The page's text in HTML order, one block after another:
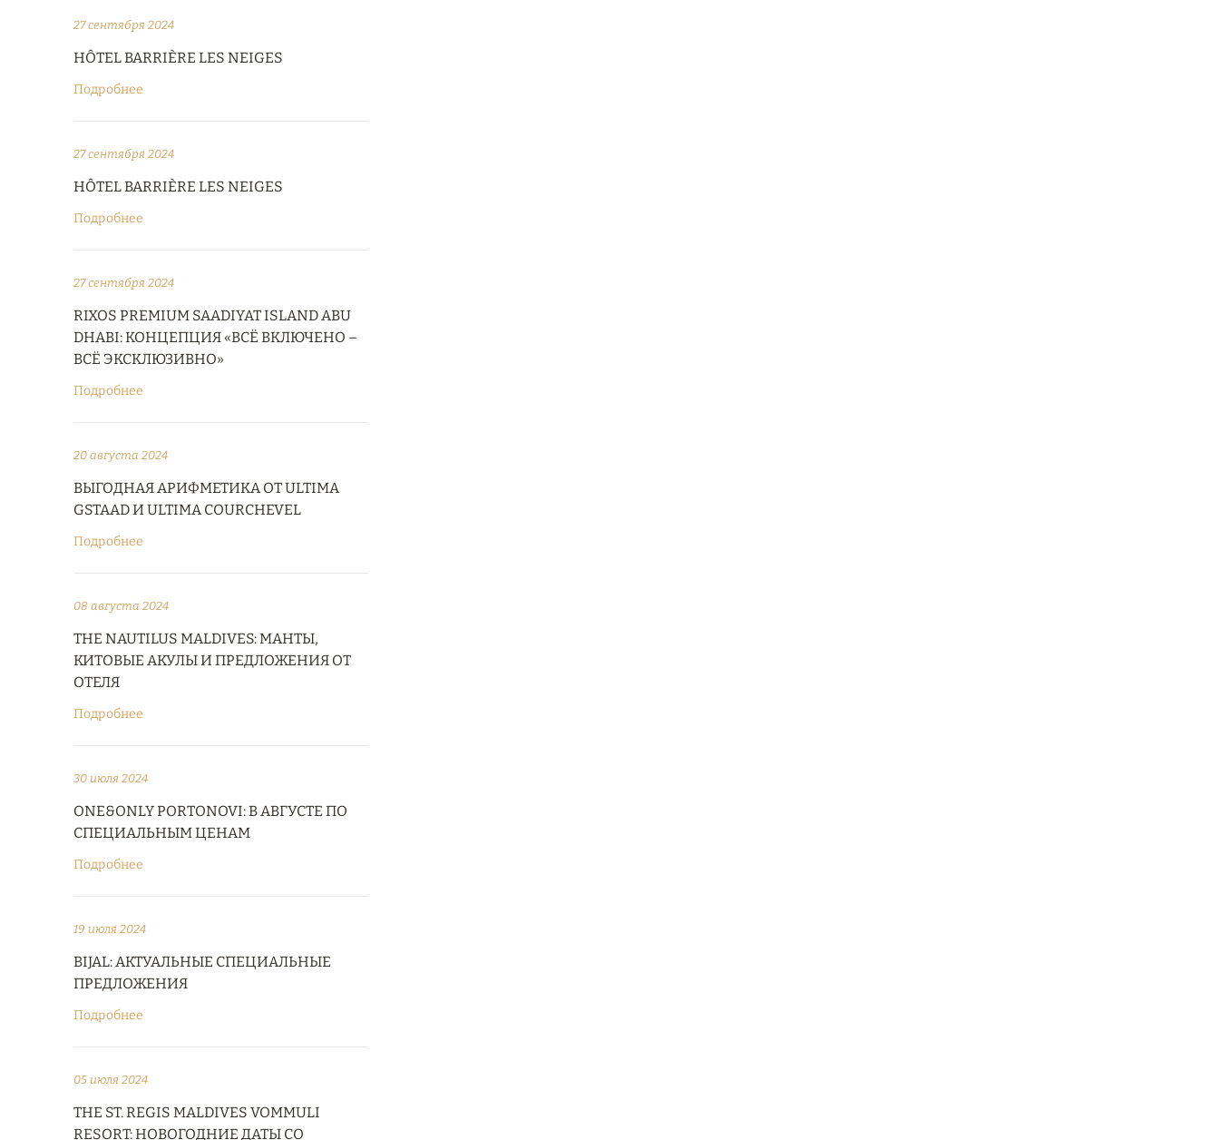
27 сентября 2024
HÔTEL BARRIÈRE LES NEIGES
Подробнее
27 сентября 2024
HÔTEL BARRIÈRE LES NEIGES
Подробнее
27 сентября 2024
RIXOS PREMIUM SAADIYAT ISLAND ABU
DHABI: КОНЦЕПЦИЯ «ВСЁ ВКЛЮЧЕНО –
ВСЁ ЭКСКЛЮЗИВНО»
Подробнее
20 августа 2024
ВЫГОДНАЯ АРИФМЕТИКА ОТ ULTIMA
GSTAAD И ULTIMA COURCHEVEL
Подробнее
08 августа 2024
THE NAUTILUS MALDIVES: МАНТЫ,
КИТОВЫЕ АКУЛЫ И ПРЕДЛОЖЕНИЯ ОТ
ОТЕЛЯ
Подробнее
30 июля 2024
ONE&ONLY PORTONOVI: В АВГУСТЕ ПО
СПЕЦИАЛЬНЫМ ЦЕНАМ
Подробнее
19 июля 2024
BIJAL: АКТУАЛЬНЫЕ СПЕЦИАЛЬНЫЕ
ПРЕДЛОЖЕНИЯ
Подробнее
05 июля 2024
THE ST. REGIS MALDIVES VOMMULI
RESORT: НОВОГОДНИЕ ДАТЫ СО